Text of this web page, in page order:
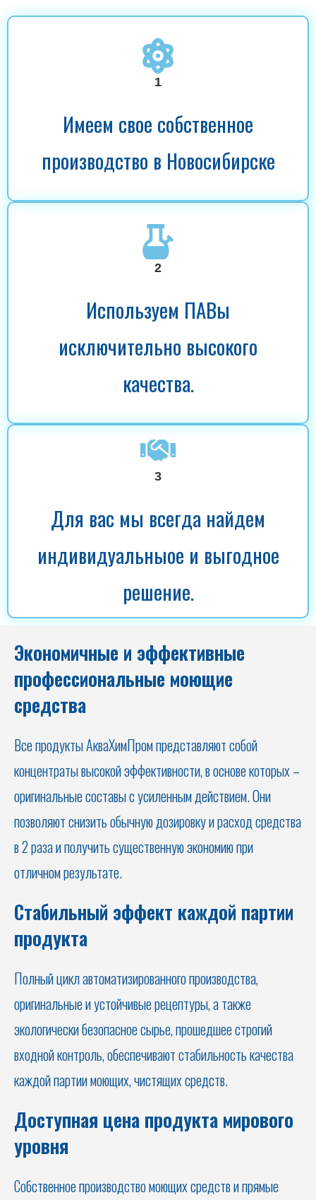
1
Имеем свое собственное
производство в Новосибирске
2
Используем ПАВы
исключительно высокого
качества.
3
Для вас мы всегда найдем
индивидуальныое и выгодное
решение.
Экономичные и эффективные
профессиональные моющие
средства
Все продукты АкваХимПром представляют собой
концентраты высокой эффективности, в основе которых –
оригинальные составы с усиленным действием. Они
позволяют снизить обычную дозировку и расход средства
в 2 раза и получить существенную экономию при
отличном результате.
Стабильный эффект каждой партии
продукта
Полный цикл автоматизированного производства,
оригинальные и устойчивые рецептуры, а также
экологически безопасное сырье, прошедшее строгий
входной контроль, обеспечивают стабильность качества
каждой партии моющих, чистящих средств.
Доступная цена продукта мирового
уровня
Собственное производство моющих средств и прямые